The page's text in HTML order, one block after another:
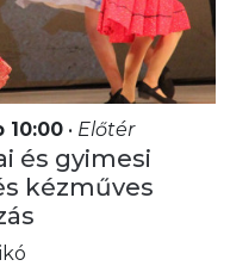
10:00 • Előtér
és gyimesi
kézműves